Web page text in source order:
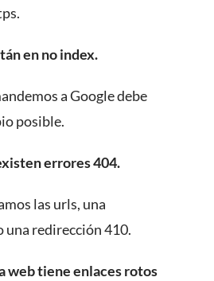
en no index.
a Google debe
posible.
errores 404.
las urls, una
una redirección 410.
web tiene enlaces rotos